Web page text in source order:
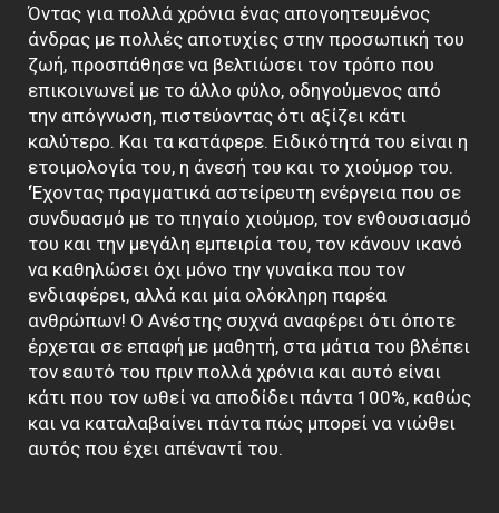
Όντας για πολλά χρόνια ένας απογοητευμένος
άνδρας με πολλές αποτυχίες στην προσωπική του
ζωή, προσπάθησε να βελτιώσει τον τρόπο που
επικοινωνεί με το άλλο φύλο, οδηγούμενος από
την απόγνωση, πιστεύοντας ότι αξίζει κάτι
καλύτερο. Και τα κατάφερε. Ειδικότητά του είναι η
ετοιμολογία του, η άνεσή του και το χιούμορ του.
'Έχοντας πραγματικά αστείρευτη ενέργεια που σε
συνδυασμό με το πηγαίο χιούμορ, τον ενθουσιασμό
του και την μεγάλη εμπειρία του, τον κάνουν ικανό
να καθηλώσει όχι μόνο την γυναίκα που τον
ενδιαφέρει, αλλά και μία ολόκληρη παρέα
ανθρώπων! Ο Ανέστης συχνά αναφέρει ότι όποτε
έρχεται σε επαφή με μαθητή, στα μάτια του βλέπει
τον εαυτό του πριν πολλά χρόνια και αυτό είναι
κάτι που τον ωθεί να αποδίδει πάντα 100%, καθώς
και να καταλαβαίνει πάντα πώς μπορεί να νιώθει
αυτός που έχει απέναντί του.